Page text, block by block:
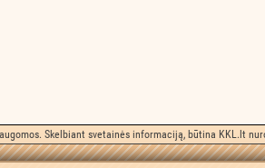
Skelbiant svetainės informaciją, būtina KKL.lt